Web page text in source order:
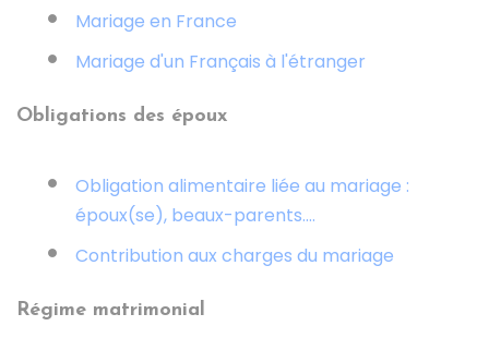
Mariage en France
Mariage d'un Français à l'étranger
Obligations des époux
Obligation alimentaire liée au mariage :
époux(se), beaux-parents....
Contribution aux charges du mariage
Régime matrimonial